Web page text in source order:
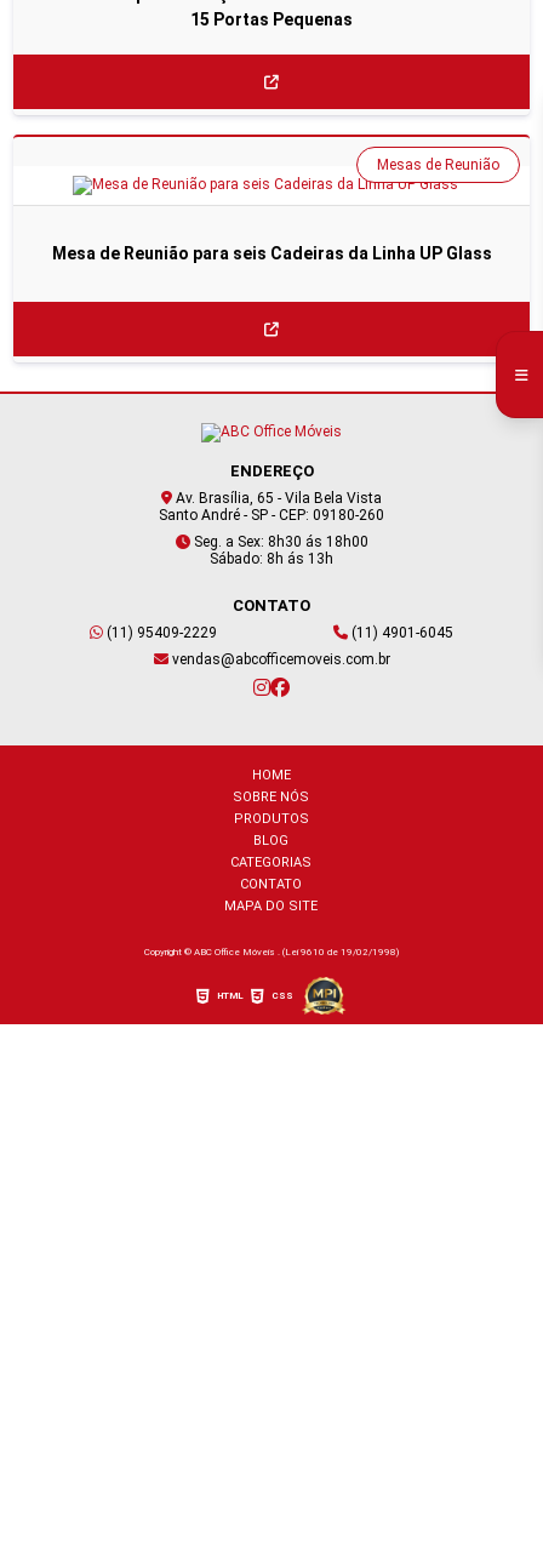
15 Portas Pequenas
Mesa de Reunião para seis Cadeiras da Linha UP Glass
Mesas de Reunião
ENDEREÇO
Av. Brasília, 65 - Vila Bela Vista
Santo André - SP - CEP: 09180-260
Seg. a Sex: 8h30 ás 18h00
Sábado: 8h ás 13h
CONTATO
(11) 95409-2229
(11) 4901-6045
vendas@abcofficemoveis.com.br
HOME
SOBRE NÓS
PRODUTOS
BLOG
CATEGORIAS
CONTATO
MAPA DO SITE
Copyright © ABC Office Móveis . (Lei 9610 de 19/02/1998)
HTML CSS